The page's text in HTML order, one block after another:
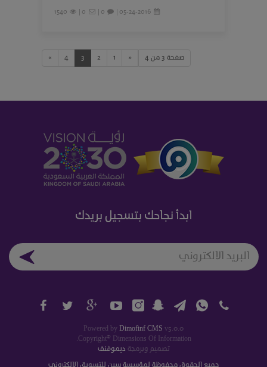
05-24-2016 |
0 |
0 |
1540
صفحة 3 من 4 «
1
2
3
4
»
ابدأ نجاحك بتسجيل بريدك
Powered by Dimofinf CMS v5.0.0
Copyright© Dimensions Of Information.
تصميم وبرمجة ديموفنف
جميع الحقوق محفوظة لمؤسسة سين للتسويق الإلكتروني